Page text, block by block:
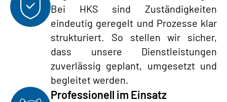
Bei HKS sind Zuständigkeiten
eindeutig geregelt und Prozesse klar
strukturiert. So stellen wir sicher,
dass unsere Dienstleistungen
zuverlässig geplant, umgesetzt und
begleitet werden.
Professionell im Einsatz